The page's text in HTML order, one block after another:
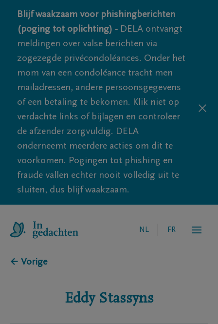
Blijf waakzaam voor phishingberichten
(poging tot oplichting) - DELA ontvangt
meldingen over valse berichten via
zogezegde privécondoléances. Onder het
mom van een condoléance tracht men
mailadressen, andere persoonsgegevens
of een betaling te bekomen. Klik niet op
verdachte links of bijlagen en controleer
de afzender zorgvuldig. DELA
onderneemt meerdere acties om dit te
voorkomen. Pogingen tot phishing en
fraude vallen echter nooit volledig uit te
sluiten, dus blijf waakzaam.
NL FR
← Vorige
Eddy Stassyns